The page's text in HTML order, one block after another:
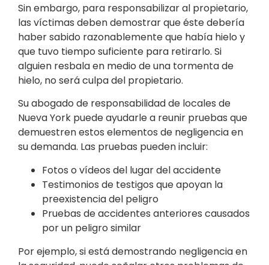
Sin embargo, para responsabilizar al propietario,
las víctimas deben demostrar que éste debería
haber sabido razonablemente que había hielo y
que tuvo tiempo suficiente para retirarlo. Si
alguien resbala en medio de una tormenta de
hielo, no será culpa del propietario.
Su abogado de responsabilidad de locales de
Nueva York puede ayudarle a reunir pruebas que
demuestren estos elementos de negligencia en
su demanda. Las pruebas pueden incluir:
Fotos o vídeos del lugar del accidente
Testimonios de testigos que apoyan la
preexistencia del peligro
Pruebas de accidentes anteriores causados
por un peligro similar
Por ejemplo, si está demostrando negligencia en